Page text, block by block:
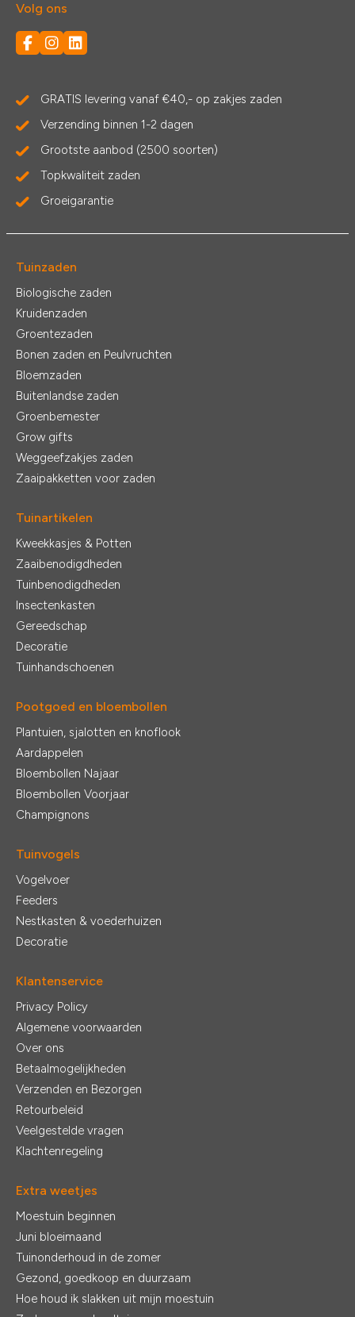
Volg ons
GRATIS levering vanaf €40,- op zakjes zaden
Verzending binnen 1-2 dagen
Grootste aanbod (2500 soorten)
Topkwaliteit zaden
Groeigarantie
Tuinzaden
Biologische zaden
Kruidenzaden
Groentezaden
Bonen zaden en Peulvruchten
Bloemzaden
Buitenlandse zaden
Groenbemester
Grow gifts
Weggeefzakjes zaden
Zaaipakketten voor zaden
Tuinartikelen
Kweekkasjes & Potten
Zaaibenodigdheden
Tuinbenodigdheden
Insectenkasten
Gereedschap
Decoratie
Tuinhandschoenen
Pootgoed en bloembollen
Plantuien, sjalotten en knoflook
Aardappelen
Bloembollen Najaar
Bloembollen Voorjaar
Champignons
Tuinvogels
Vogelvoer
Feeders
Nestkasten & voederhuizen
Decoratie
Klantenservice
Privacy Policy
Algemene voorwaarden
Over ons
Betaalmogelijkheden
Verzenden en Bezorgen
Retourbeleid
Veelgestelde vragen
Klachtenregeling
Extra weetjes
Moestuin beginnen
Juni bloeimaand
Tuinonderhoud in de zomer
Gezond, goedkoop en duurzaam
Hoe houd ik slakken uit mijn moestuin